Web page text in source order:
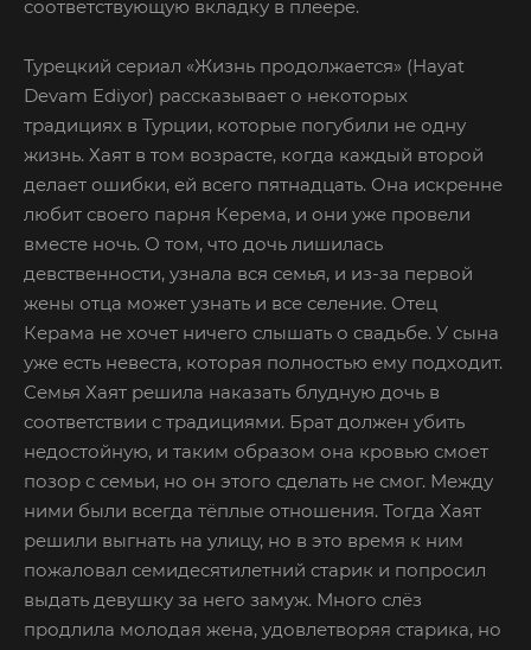
соответствующую вкладку в плеере.
Турецкий сериал «Жизнь продолжается» (Hayat
Devam Ediyor) рассказывает о некоторых
традициях в Турции, которые погубили не одну
жизнь. Хаят в том возрасте, когда каждый второй
делает ошибки, ей всего пятнадцать. Она искренне
любит своего парня Керема, и они уже провели
вместе ночь. О том, что дочь лишилась
девственности, узнала вся семья, и из-за первой
жены отца может узнать и все селение. Отец
Керама не хочет ничего слышать о свадьбе. У сына
уже есть невеста, которая полностью ему подходит.
Семья Хаят решила наказать блудную дочь в
соответствии с традициями. Брат должен убить
недостойную, и таким образом она кровью смоет
позор с семьи, но он этого сделать не смог. Между
ними были всегда тёплые отношения. Тогда Хаят
решили выгнать на улицу, но в это время к ним
пожаловал семидесятилетний старик и попросил
выдать девушку за него замуж. Много слёз
продлила молодая жена, удовлетворяя старика, но